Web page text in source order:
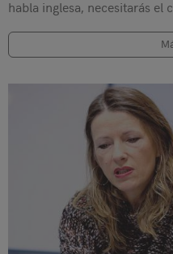
habla inglesa, necesitarás el